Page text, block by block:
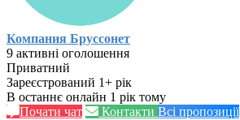
Компания Бруссонет
9 активні оголошення
Приватний
Зареєстрований 1+ рік
В останнє онлайн 1 рік тому
Почати чат
Контакти Всі пропозиції